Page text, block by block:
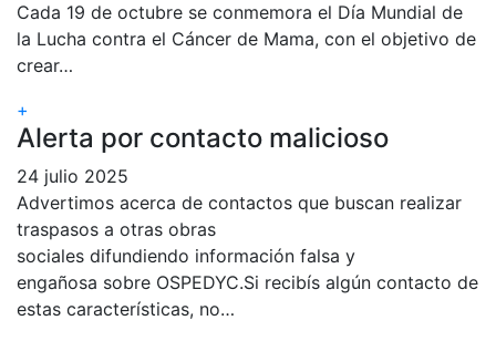
Cada 19 de octubre se conmemora el Día Mundial de
la Lucha contra el Cáncer de Mama, con el objetivo de
crear…
+
Alerta por contacto malicioso
24 julio 2025
Advertimos acerca de contactos que buscan realizar
traspasos a otras obras
sociales difundiendo información falsa y
engañosa sobre OSPEDYC.Si recibís algún contacto de
estas características, no…